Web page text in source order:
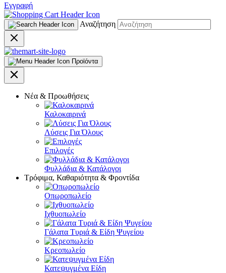
Εγγραφή
Αναζήτηση
Προϊόντα
Νέα & Προωθήσεις
Καλοκαιρινά
Λύσεις Για Όλους
Επιλογές
Φυλλάδια & Κατάλογοι
Τρόφιμα, Καθαριότητα & Φροντίδα
Οπωροπωλείο
Ιχθυοπωλείο
Γάλατα Τυριά & Είδη Ψυγείου
Κρεοπωλείο
Κατεψυγμένα Είδη